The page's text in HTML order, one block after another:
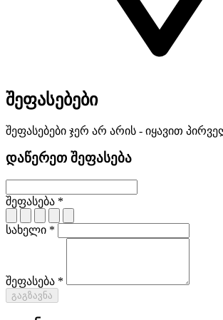
შეფასებები
შეფასებები ჯერ არ არის - იყავით
დაწერეთ შეფასება
შეფასება *
სახელი *
შეფასება *
გაგზავნა